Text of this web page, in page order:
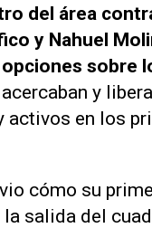
del área
y Nahuel
sobre
y
activos en los
cómo su
salida del